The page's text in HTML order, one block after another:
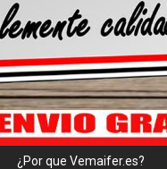
¿Por que Vemaifer.es?